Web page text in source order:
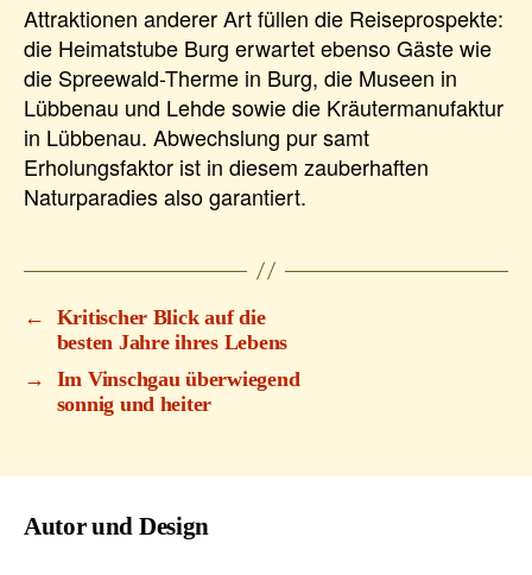
Attraktionen anderer Art füllen die Reiseprospekte:
die Heimatstube Burg erwartet ebenso Gäste wie
die Spreewald-Therme in Burg, die Museen in
Lübbenau und Lehde sowie die Kräutermanufaktur
in Lübbenau. Abwechslung pur samt
Erholungsfaktor ist in diesem zauberhaften
Naturparadies also garantiert.
←
Kritischer Blick auf die
besten Jahre ihres Lebens
→
Im Vinschgau überwiegend
sonnig und heiter
Autor und Design